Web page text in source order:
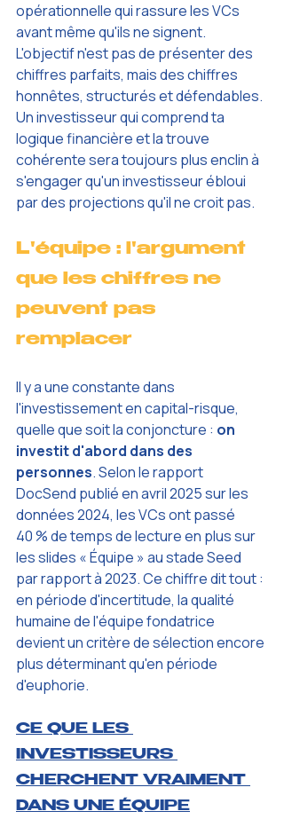
opérationnelle qui rassure les VCs
avant même qu'ils ne signent.
L'objectif n'est pas de présenter des
chiffres parfaits, mais des chiffres
honnêtes, structurés et défendables.
Un investisseur qui comprend ta
logique financière et la trouve
cohérente sera toujours plus enclin à
s'engager qu'un investisseur ébloui
par des projections qu'il ne croit pas.
L'équipe : l'argument
que les chiffres ne
peuvent pas
remplacer
Il y a une constante dans
l'investissement en capital-risque,
quelle que soit la conjoncture : on
investit d'abord dans des
personnes. Selon le rapport
DocSend publié en avril 2025 sur les
données 2024, les VCs ont passé
40 % de temps de lecture en plus sur
les slides « Équipe » au stade Seed
par rapport à 2023. Ce chiffre dit tout :
en période d'incertitude, la qualité
humaine de l'équipe fondatrice
devient un critère de sélection encore
plus déterminant qu'en période
d'euphorie.
CE QUE LES
INVESTISSEURS
CHERCHENT VRAIMENT
DANS UNE ÉQUIPE